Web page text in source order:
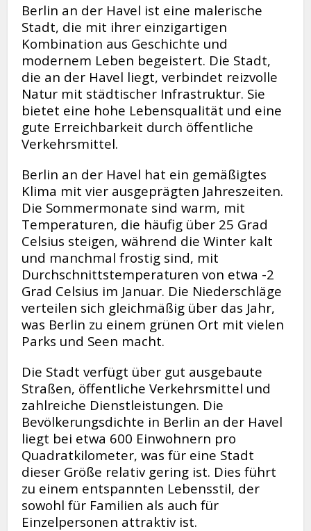
Berlin an der Havel ist eine malerische
Stadt, die mit ihrer einzigartigen
Kombination aus Geschichte und
modernem Leben begeistert. Die Stadt,
die an der Havel liegt, verbindet reizvolle
Natur mit städtischer Infrastruktur. Sie
bietet eine hohe Lebensqualität und eine
gute Erreichbarkeit durch öffentliche
Verkehrsmittel.
Berlin an der Havel hat ein gemäßigtes
Klima mit vier ausgeprägten Jahreszeiten.
Die Sommermonate sind warm, mit
Temperaturen, die häufig über 25 Grad
Celsius steigen, während die Winter kalt
und manchmal frostig sind, mit
Durchschnittstemperaturen von etwa -2
Grad Celsius im Januar. Die Niederschläge
verteilen sich gleichmäßig über das Jahr,
was Berlin zu einem grünen Ort mit vielen
Parks und Seen macht.
Die Stadt verfügt über gut ausgebaute
Straßen, öffentliche Verkehrsmittel und
zahlreiche Dienstleistungen. Die
Bevölkerungsdichte in Berlin an der Havel
liegt bei etwa 600 Einwohnern pro
Quadratkilometer, was für eine Stadt
dieser Größe relativ gering ist. Dies führt
zu einem entspannten Lebensstil, der
sowohl für Familien als auch für
Einzelpersonen attraktiv ist.